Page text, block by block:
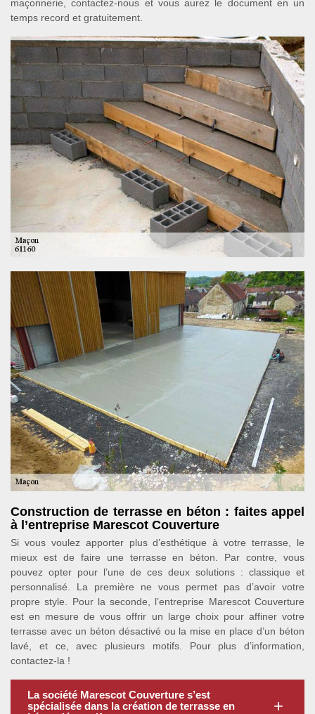
maçonnerie, contactez-nous et vous aurez le document en un
temps record et gratuitement.
Construction de terrasse en béton : faites appel
à l’entreprise Marescot Couverture
Si vous voulez apporter plus d’esthétique à votre terrasse, le
mieux est de faire une terrasse en béton. Par contre, vous
pouvez opter pour l’une de ces deux solutions : classique et
personnalisé. La première ne vous permet pas d’avoir votre
propre style. Pour la seconde, l’entreprise Marescot Couverture
est en mesure de vous offrir un large choix pour affiner votre
terrasse avec un béton désactivé ou la mise en place d’un béton
lavé, et ce, avec plusieurs motifs. Pour plus d’information,
contactez-la !
La société Marescot Couverture s’est
spécialisée dans la création de terrasse en